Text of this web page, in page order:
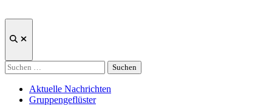
Suche
Suchen
nach:
Veröffentlicht
Aktuelle Nachrichten
Gruppengeflüster